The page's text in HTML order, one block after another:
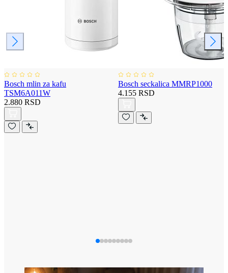
Bosch mlin za kafu
TSM6A011W
2.880 RSD
Bosch seckalica MMRP1000
4.155 RSD